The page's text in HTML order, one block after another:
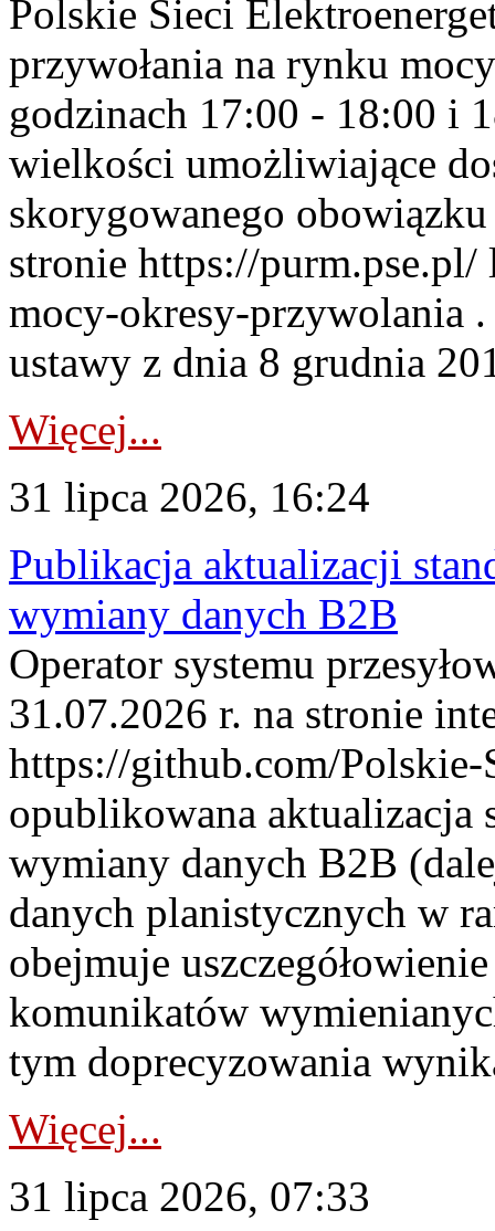
Polskie Sieci
przywołania na rynku
godzinach 17:00 - 18:00 i
wielkości umożliwiające
skorygowanego
stronie https://
mocy-okresy-przywolania
ustawy z dnia 8 grudnia
Więcej...
31 lipca 2026, 16:24
Publikacja aktualizacji
wymiany danych B2B
Operator systemu
31.07.2026 r. na stronie
https://github.com/Polskie-
opublikowana aktualizacja
wymiany danych B2B
danych planistycznych w
obejmuje
komunikatów
tym doprecyzowania
Więcej...
31 lipca 2026, 07:33